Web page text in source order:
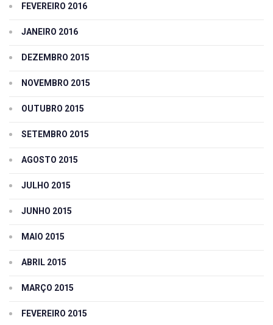
FEVEREIRO 2016
JANEIRO 2016
DEZEMBRO 2015
NOVEMBRO 2015
OUTUBRO 2015
SETEMBRO 2015
AGOSTO 2015
JULHO 2015
JUNHO 2015
MAIO 2015
ABRIL 2015
MARÇO 2015
FEVEREIRO 2015